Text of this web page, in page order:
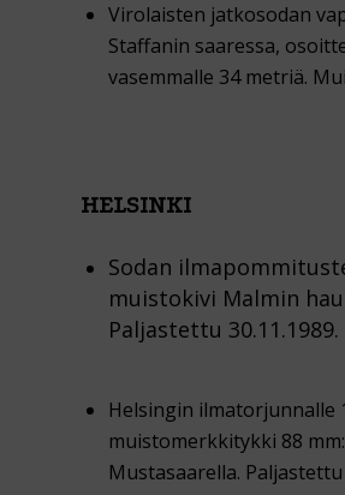
Virolaisten jatkosodan
Staffanin saaressa,
vasemmalle 34 metriä.
HELSINKI
Sodan
muistokivi Malmin
Paljastettu 30.11.1989.
Helsingin ilmatorjunnalle
muistomerkkitykki 88
Mustasaarella. Paljastettu